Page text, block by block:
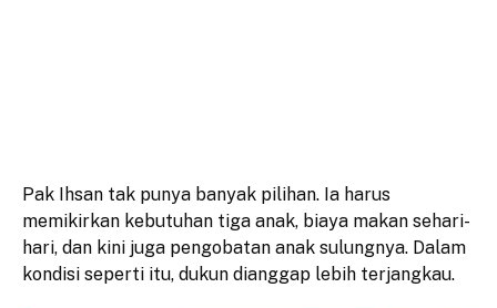
Pak Ihsan tak punya banyak pilihan. Ia harus
memikirkan kebutuhan tiga anak, biaya makan sehari-
hari, dan kini juga pengobatan anak sulungnya. Dalam
kondisi seperti itu, dukun dianggap lebih terjangkau.